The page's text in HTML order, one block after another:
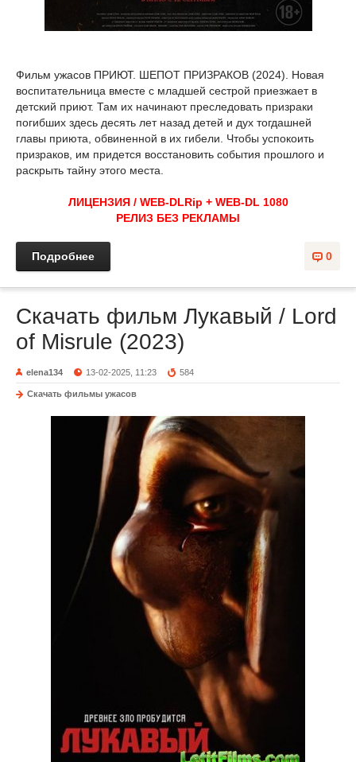
Фильм ужасов ПРИЮТ. ШЕПОТ ПРИЗРАКОВ (2024). Новая
воспитательница вместе с младшей сестрой приезжает в
детский приют. Там их начинают преследовать призраки
погибших здесь десять лет назад детей и дух тогдашней
главы приюта, обвиненной в их гибели. Чтобы успокоить
призраков, им придется восстановить события прошлого и
раскрыть тайну этого места.
ЛИЦЕНЗИЯ / WEB-DLRip + WEB-DL 1080
РЕЛИЗ БЕЗ РЕКЛАМЫ
0
Подробнее
Скачать фильм Лукавый / Lord
of Misrule (2023)
elena134 13-02-2025, 11:23 584
Скачать фильмы ужасов